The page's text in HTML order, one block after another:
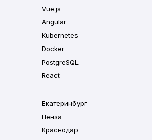
Vue.js
Angular
Kubernetes
Docker
PostgreSQL
React
Екатеринбург
Пенза
Краснодар